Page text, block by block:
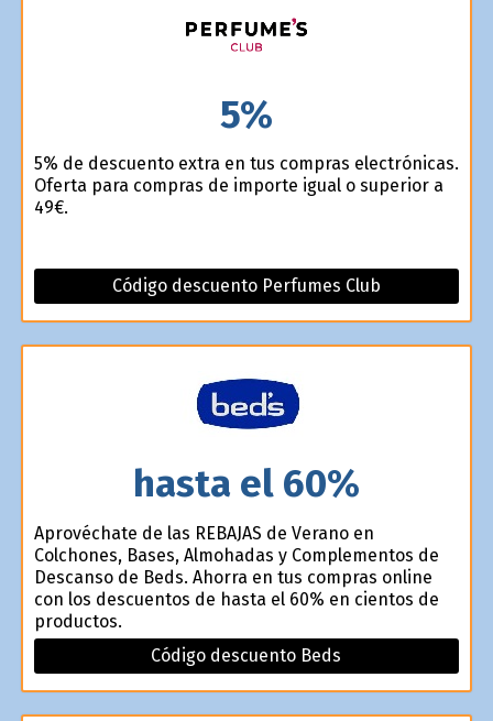
5%
5% de descuento extra en tus compras electrónicas.
Oferta para compras de importe igual o superior a
49€.
Código descuento Perfumes Club
hasta el 60%
Aprovéchate de las REBAJAS de Verano en
Colchones, Bases, Almohadas y Complementos de
Descanso de Beds. Ahorra en tus compras online
con los descuentos de hasta el 60% en cientos de
productos.
Código descuento Beds